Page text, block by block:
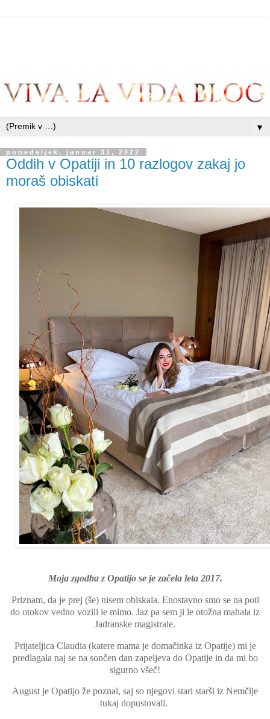
▼
ponedeljek, januar 31, 2022
Oddih v Opatiji in 10 razlogov zakaj jo
moraš obiskati
Moja zgodba z Opatijo se je začela leta 2017.
Priznam, da je prej (še) nisem obiskala. Enostavno smo se na poti
do otokov vedno vozili le mimo. Jaz pa sem ji le otožna mahala iz
Jadranske magistrale.
Prijateljica Claudia (katere mama je domačinka iz Opatije) mi je
predlagala naj se na sončen dan zapeljeva do Opatije in da mi bo
sigurno všeč!
August je Opatijo že poznal, saj so njegovi stari starši iz Nemčije
tukaj dopustovali.